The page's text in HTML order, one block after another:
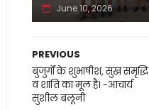
June 10, 2026
PREVIOUS
बुजुर्गों के शुभाषीश, सुख समृद्धि
व शांति का मूल है। -आचार्य
सुशील बलूनी